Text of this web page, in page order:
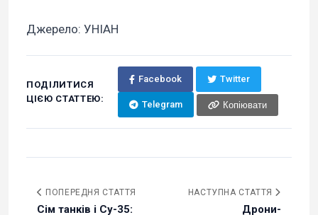
Джерело: УНІАН
ПОДІЛИТИСЯ
ЦІЄЮ СТАТТЕЮ:
Facebook Twitter
Telegram Копіювати
ПОПЕРЕДНЯ СТАТТЯ
Сім танків і Су-35:
НАСТУПНА СТАТТЯ
Дрони-